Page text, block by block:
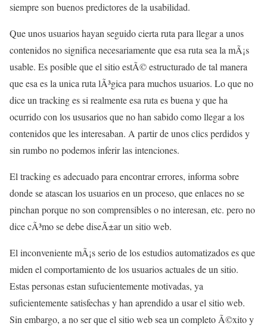
siempre son buenos predictores de la usabilidad.
Que unos usuarios hayan seguido cierta ruta para llegar a unos
contenidos no significa necesariamente que esa ruta sea la mÃ¡s
usable. Es posible que el sitio estÃ© estructurado de tal manera
que esa es la unica ruta lÃ³gica para muchos usuarios. Lo que no
dice un tracking es si realmente esa ruta es buena y que ha
ocurrido con los ususarios que no han sabido como llegar a los
contenidos que les interesaban. A partir de unos clics perdidos y
sin rumbo no podemos inferir las intenciones.
El tracking es adecuado para encontrar errores, informa sobre
donde se atascan los usuarios en un proceso, que enlaces no se
pinchan porque no son comprensibles o no interesan, etc. pero no
dice cÃ³mo se debe diseÃ±ar un sitio web.
El inconveniente mÃ¡s serio de los estudios automatizados es que
miden el comportamiento de los usuarios actuales de un sitio.
Estas personas estan sufucientemente motivadas, ya
suficientemente satisfechas y han aprendido a usar el sitio web.
Sin embargo, a no ser que el sitio web sea un completo Ã©xito y